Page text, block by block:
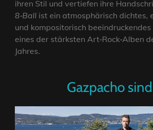
ihren Stil und vertiefen ihre
8‑Ball ist ein atmosphärisch dichtes,
und kompositorisch beeindruckendes
eines der stärksten Art‑Rock‑Alben
Jahres.
Gazpacho